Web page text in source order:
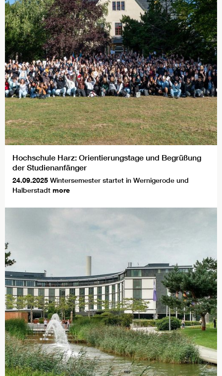
Hochschule Harz: Orientierungstage und Begrüßung
der Studienanfänger
24.09.2025 Wintersemester startet in Wernigerode und
Halberstadt more